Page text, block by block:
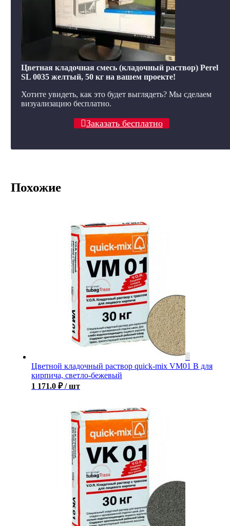
Цветная кладочная смесь (кладочный раствор) Perel
SL 0035 желтый, 50 кг на вашем проекте!
Хотите увидеть, как это будет выглядеть? Мы сделаем
визуализацию бесплатно.
Заказать бесплатно
Похожие
Цветной кладочный раствор quick-mix VM01 B для
кирпича, светло-бежевый
1 171.0 ₽ / шт